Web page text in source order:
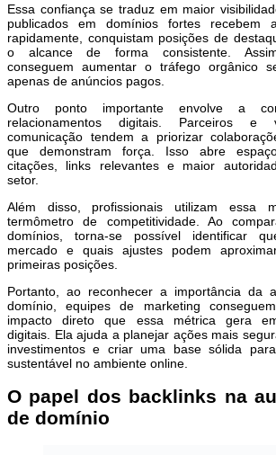
Essa confiança se traduz em maior
publicados em domínios fortes recebem
rapidamente, conquistam posições de
o alcance de forma consistente.
conseguem aumentar o tráfego orgânico
apenas de anúncios pagos.
Outro ponto importante envolve a
relacionamentos digitais. Parceiros e
comunicação tendem a priorizar
que demonstram força. Isso abre
citações, links relevantes e maior
setor.
Além disso, profissionais utilizam essa
termômetro de competitividade. Ao
domínios, torna-se possível identificar
mercado e quais ajustes podem
primeiras posições.
Portanto, ao reconhecer a importância da
domínio, equipes de marketing
impacto direto que essa métrica gera
digitais. Ela ajuda a planejar ações mais
investimentos e criar uma base sólida
sustentável no ambiente online.
O papel dos backlinks na
de domínio